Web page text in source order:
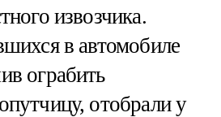
извозчика.
в автомобиле
ограбить
отобрали у